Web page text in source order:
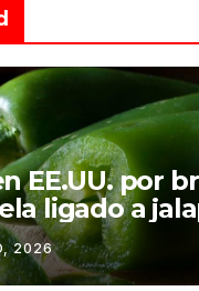
EE.UU. por
ligado a
reportan
2026